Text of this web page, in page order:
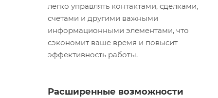
легко управлять контактами, сделками,
счетами и другими важными
информационными элементами, что
сэкономит ваше время и повысит
эффективность работы.
Расширенные возможности